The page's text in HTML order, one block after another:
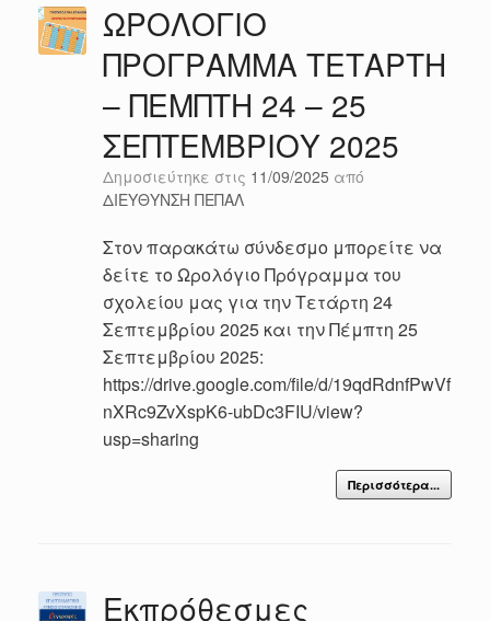
ΩΡΟΛΟΓΙΟ
ΠΡΟΓΡΑΜΜΑ ΤΕΤΑΡΤΗ
– ΠΕΜΠΤΗ 24 – 25
ΣΕΠΤΕΜΒΡΙΟΥ 2025
Δημοσιεύτηκε στις 11/09/2025 από
ΔΙΕΥΘΥΝΣΗ ΠΕΠΑΛ
Στον παρακάτω σύνδεσμο μπορείτε να
δείτε το Ωρολόγιο Πρόγραμμα του
σχολείου μας για την Τετάρτη 24
Σεπτεμβρίου 2025 και την Πέμπτη 25
Σεπτεμβρίου 2025:
https://drive.google.com/file/d/19qdRdnfPwVf
nXRc9ZvXspK6-ubDc3FIU/view?
usp=sharing
Περισσότερα...
Εκπρόθεσμες